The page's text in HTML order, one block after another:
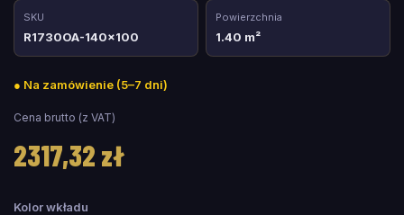
SKU
R1730OA-140x100
Powierzchnia
1.40 m²
● Na zamówienie (5–7 dni)
Cena brutto (z VAT)
2317,32 zł
Kolor wkładu